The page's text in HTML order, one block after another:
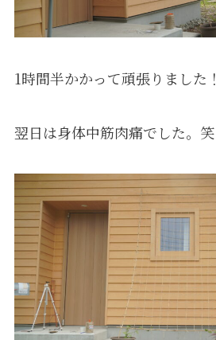
1時間半かかって頑張りました！
翌日は身体中筋肉痛でした。笑